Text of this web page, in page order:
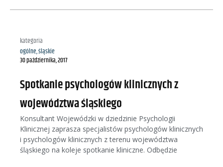
kategoria
ogólne,śląskie
30 października, 2017
Spotkanie psychologów klinicznych z
województwa śląskiego
Konsultant Wojewódzki w dziedzinie Psychologii
Klinicznej zaprasza specjalistów psychologów klinicznych
i psychologów klinicznych z terenu województwa
śląskiego na koleje spotkanie kliniczne. Odbędzie